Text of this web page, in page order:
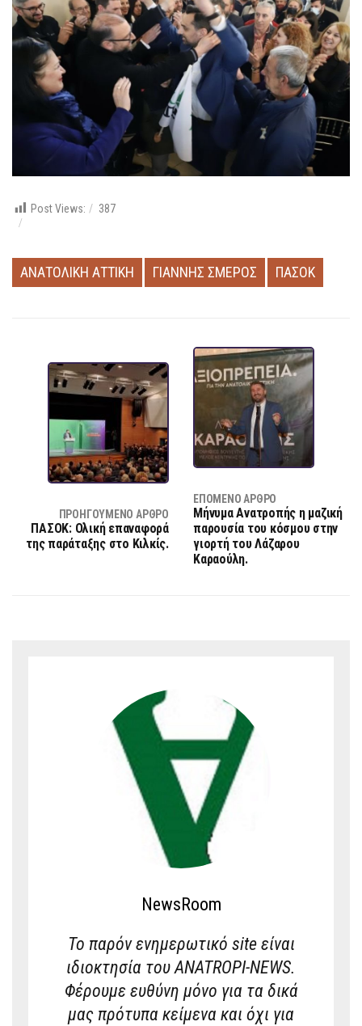
Post Views: 387
ΑΝΑΤΟΛΙΚΗ ΑΤΤΙΚΗ ΓΙΑΝΝΗΣ ΣΜΕΡΟΣ ΠΑΣΟΚ
ΠΡΟΗΓΟΎΜΕΝΟ ΆΡΘΡΟ
ΠΑΣΟΚ: Ολική επαναφορά
της παράταξης στο Κιλκίς.
ΕΠΌΜΕΝΟ ΆΡΘΡΟ
Μήνυμα Ανατροπής η μαζική
παρουσία του κόσμου στην
γιορτή του Λάζαρου
Καραούλη.
NewsRoom
Το παρόν ενημερωτικό site είναι
ιδιοκτησία του ANATROPI-NEWS.
Φέρουμε ευθύνη μόνο για τα δικά
μας πρότυπα κείμενα και όχι για